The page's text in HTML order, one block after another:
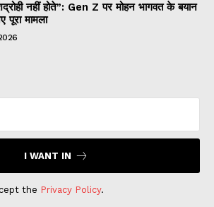
नहीं होते”: Gen Z पर मोहन भागवत के बयान
पूरा मामला
I WANT IN
the Privacy Policy.